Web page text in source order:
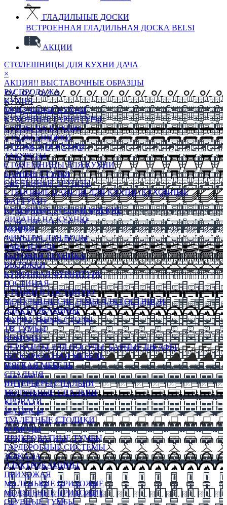
ГЛАДИЛЬНЫЕ ДОСКИ
ВСТРОЕННАЯ ГЛАДИЛЬНАЯ ДОСКА BELSI
АКЦИИ
СТОЛЕШНИЦЫ ДЛЯ КУХНИ ДАЧА
×
АКЦИЯ!! ВЫСТАВОЧНЫЕ ОБРАЗЦЫ
РАСПРОДАЖА
КУХНЯ
МОДУЛЬНЫЕ КУХНИ
КУХОННЫЕ ГАРНИТУРЫ
СТОЛЫ НА КУХНЮ
СТОЛЫ КНИЖКИ
СТУЛЬЯ ДЛЯ КУХНИ
ТАБУРЕТЫ
СТОЛЕШНИЦЫ ДЛЯ КУХНИ
БАРНЫЕ СТУЛЬЯ
ОБЕДЕННЫЕ ГРУППЫ
СТЕНОВЫЕ ПАНЕЛИ ДЛЯ КУХНИ (КУХОННЫЕ
ФАРТУКИ)
КУХОННЫЕ УГОЛКИ МЯГКИЕ
ДИВАНЫ НА КУХНЮ
МОЙКИ
ФИЛЬТРЫ ДЛЯ ВОДЫ
СМЕСИТЕЛИ
БЫТОВАЯ ТЕХНИКА
ВЫТЯЖКИ
КУХОННАЯ ФУРНИТУРА
ГОСТИНАЯ
СТЕНКИ В ГОСТИНУЮ
МОДУЛЬНЫЕ СИСТЕМЫ ДЛЯ ГОСТИНОЙ
ЭЛЕКТРОКАМИНЫ
ЖУРНАЛЬНЫЕ СТОЛЫ
ТВ ТУМБЫ
КОМОДЫ
СЕРВАНТЫ ДЛЯ ПОСУДЫ, БАРНЫЕ ШКАФЫ
БЕСКАРКАСНАЯ МЕБЕЛЬ
МЯГКАЯ МЕБЕЛЬ
СПАЛЬНЯ
ИНТЕРЬЕРЫ СПАЛЬНИ
МОДУЛЬНЫЕ СПАЛЬНИ
КРОВАТИ
МАТРАСЫ
ТУАЛЕТНЫЕ СТОЛИКИ
КОМОДЫ
ПРИКРОВАТНЫЕ ТУМБЫ
ГАРДЕРОБНЫЕ СИСТЕМЫ
ЗЕРКАЛА
ЭЛЕКТРОКАМИНЫ
ПРИХОЖАЯ
МАЛЕНЬКИЕ ПРИХОЖИЕ
МОДУЛЬНЫЕ ПРИХОЖИЕ
ОБУВНЫЕ ТУМБЫ